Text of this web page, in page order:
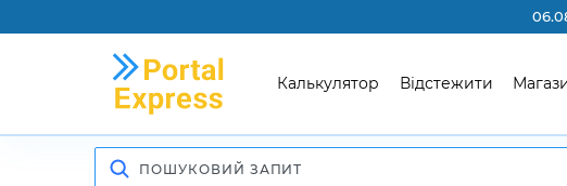
Калькулятор Відстежити